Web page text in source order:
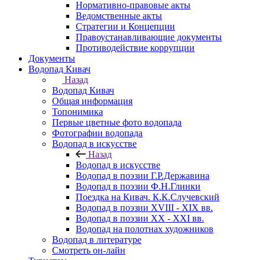
Нормативно-правовые акты
Ведомственные акты
Стратегии и Концепции
Правоустанавливающие документы
Противодействие коррупции
Документы
Водопад Кивач
Назад
Водопад Кивач
Общая информация
Топонимика
Первые цветные фото водопада
Фотографии водопада
Водопад в искусстве
Назад
Водопад в искусстве
Водопад в поэзии Г.Р.Державина
Водопад в поэзии Ф.Н.Глинки
Поездка на Кивач. К.К.Случевский
Водопад в поэзии XVIII - XIX вв.
Водопад в поэзии XX - XXI вв.
Водопад на полотнах художников
Водопад в литературе
Смотреть он-лайн